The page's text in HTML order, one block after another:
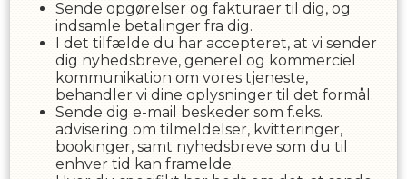
Sende opgørelser og fakturaer til dig, og
indsamle betalinger fra dig.
I det tilfælde du har accepteret, at vi sender
dig nyhedsbreve, generel og kommerciel
kommunikation om vores tjeneste,
behandler vi dine oplysninger til det formål.
Sende dig e-mail beskeder som f.eks.
advisering om tilmeldelser, kvitteringer,
bookinger, samt nyhedsbreve som du til
enhver tid kan framelde.